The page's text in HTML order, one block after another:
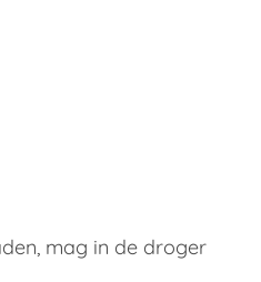
mag in de droger